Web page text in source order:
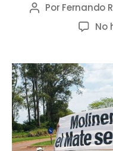
Por Fernando
No